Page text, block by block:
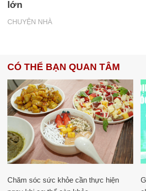
CHUYỆN NHÀ
lớn
CÓ THỂ BẠN QUAN TÂM
Chăm sóc sức khỏe cần thực hiện